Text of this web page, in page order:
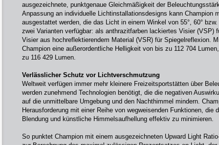
ausgezeichnete, punktgenaue Gleichmäßigkeit der
Anpassung an individuelle Lichtinstallationsdesigns kann Champion
ausgestattet werden, die das Licht in einem Winkel von 55°, 60°
zwei Varianten verfügbar: als anthrazitfarben lackiertes Visier (VSP)
Visier aus hochreflektierendem Material (VSR) für Spiegelreflexion.
Champion eine außerordentliche Helligkeit von bis zu 112 704
zu 116 429 Lumen.
Verlässlicher Schutz vor Lichtverschmutzung
Weltweit verfügen immer mehr kleinere Freizeitsportstätten über
werden zunehmend Technologien benötigt, die die negativen
auf die unmittelbare Umgebung und den Nachthimmel mindern.
Herausforderung mit einer Reihe von wegweisenden Funktionen, die
Blendung und künstliche Himmelsaufhellung effektiv zu minimieren.
So punktet Champion mit einem ausgezeichneten Upward Light